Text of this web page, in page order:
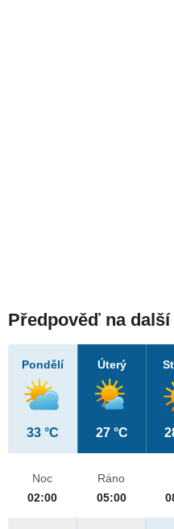
Předpověď na další
Pondělí
33 °C
Úterý
27 °C
Noc
02:00
Ráno
05:00